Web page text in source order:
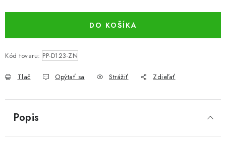
DO KOŠÍKA
Kód tovaru: PP-D123-ZN
Tlač Opýtať sa Strážiť Zdieľať
Popis